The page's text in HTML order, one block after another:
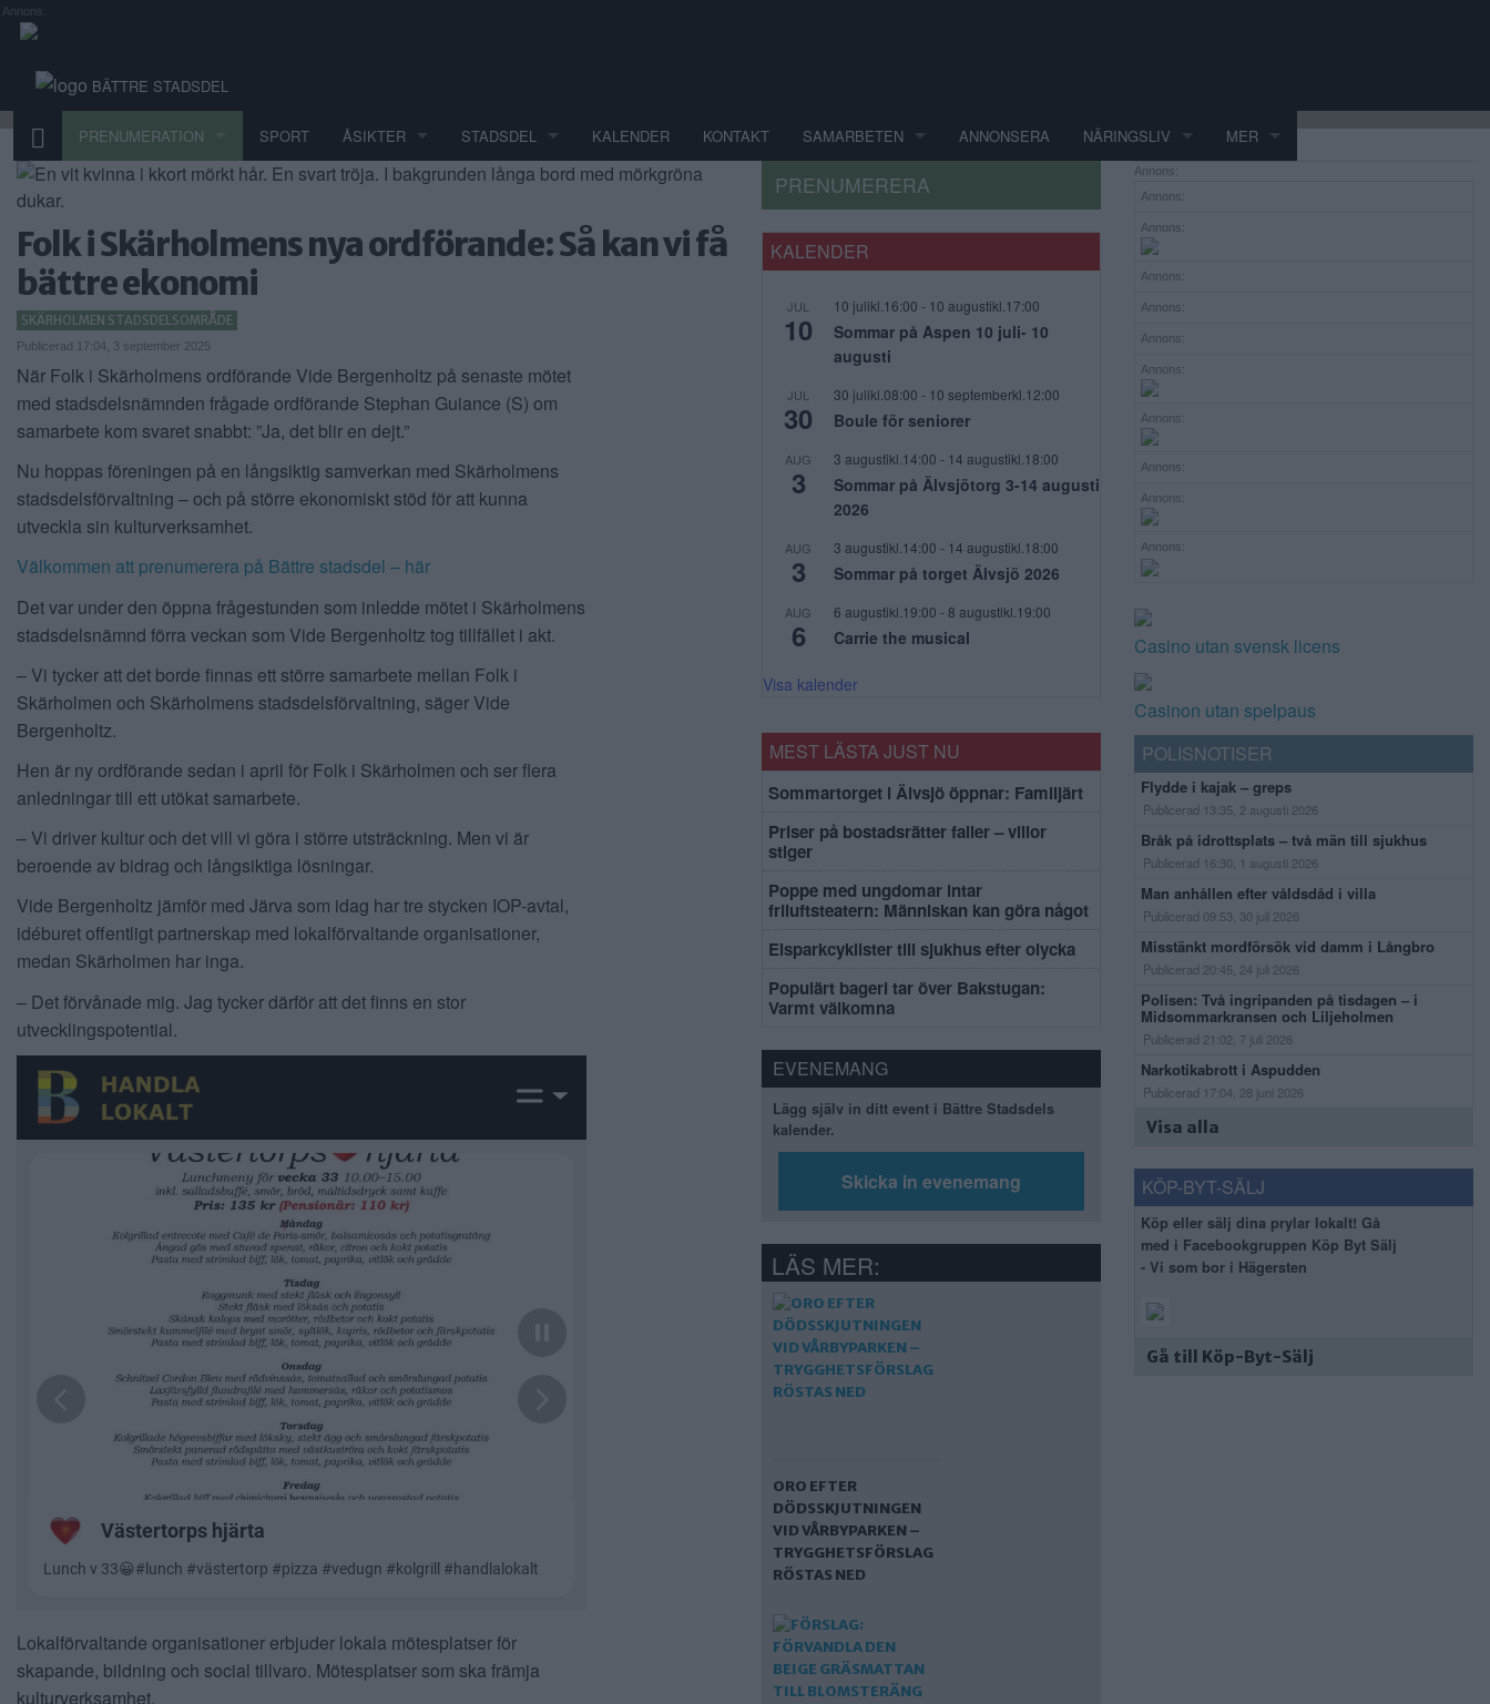
Annons:
BÄTTRE STADSDEL
PRENUMERATION SPORT ÅSIKTER STADSDEL KALENDER KONTAKT SAMARBETEN ANNONSERA NÄRINGSLIV MER
Folk i Skärholmens nya ordförande: Så kan vi få
bättre ekonomi
SKÄRHOLMEN STADSDELSOMRÅDE
Publicerad 17:04, 3 september 2025
När Folk i Skärholmens ordförande Vide Bergenholtz på senaste mötet
med stadsdelsnämnden frågade ordförande Stephan Guiance (S) om
samarbete kom svaret snabbt: ”Ja, det blir en dejt.”
Nu hoppas föreningen på en långsiktig samverkan med Skärholmens
stadsdelsförvaltning – och på större ekonomiskt stöd för att kunna
utveckla sin kulturverksamhet.
Välkommen att prenumerera på Bättre stadsdel – här
Det var under den öppna frågestunden som inledde mötet i Skärholmens
stadsdelsnämnd förra veckan som Vide Bergenholtz tog tillfället i akt.
– Vi tycker att det borde finnas ett större samarbete mellan Folk i
Skärholmen och Skärholmens stadsdelsförvaltning, säger Vide
Bergenholtz.
Hen är ny ordförande sedan i april för Folk i Skärholmen och ser flera
anledningar till ett utökat samarbete.
– Vi driver kultur och det vill vi göra i större utsträckning. Men vi är
beroende av bidrag och långsiktiga lösningar.
Vide Bergenholtz jämför med Järva som idag har tre stycken IOP-avtal,
idéburet offentligt partnerskap med lokalförvaltande organisationer,
medan Skärholmen har inga.
– Det förvånade mig. Jag tycker därför att det finns en stor
utvecklingspotential.
Lokalförvaltande organisationer erbjuder lokala mötesplatser för
skapande, bildning och social tillvaro. Mötesplatser som ska främja
kulturverksamhet.
PRENUMERERA
KALENDER
JUL
10
10 julikl.16:00 - 10 augustikl.17:00
Sommar på Aspen 10 juli- 10
augusti
JUL
30
30 julikl.08:00 - 10 septemberkl.12:00
Boule för seniorer
AUG
3
3 augustikl.14:00 - 14 augustikl.18:00
Sommar på Älvsjötorg 3-14 augusti
2026
AUG
3
3 augustikl.14:00 - 14 augustikl.18:00
Sommar på torget Älvsjö 2026
AUG
6
6 augustikl.19:00 - 8 augustikl.19:00
Carrie the musical
Visa kalender
MEST LÄSTA JUST NU
Sommartorget i Älvsjö öppnar: Familjärt
Priser på bostadsrätter faller – villor
stiger
Poppe med ungdomar intar
friluftsteatern: Människan kan göra något
Elsparkcyklister till sjukhus efter olycka
Populärt bageri tar över Bakstugan:
Varmt välkomna
EVENEMANG
Lägg själv in ditt event i Bättre Stadsdels
kalender.
Skicka in evenemang
LÄS MER:
ORO EFTER
DÖDSSKJUTNINGEN
VID VÅRBYPARKEN –
TRYGGHETSFÖRSLAG
RÖSTAS NED
Annons:
Annons:
Annons:
Annons:
Annons:
Annons:
Annons:
Annons:
Annons:
Annons:
Annons:
Casino utan svensk licens
Casinon utan spelpaus
POLISNOTISER
Flydde i kajak – greps
Publicerad 13:35, 2 augusti 2026
Bråk på idrottsplats – två män till sjukhus
Publicerad 16:30, 1 augusti 2026
Man anhållen efter våldsdåd i villa
Publicerad 09:53, 30 juli 2026
Misstänkt mordförsök vid damm i Långbro
Publicerad 20:45, 24 juli 2026
Polisen: Två ingripanden på tisdagen – i
Midsommarkransen och Liljeholmen
Publicerad 21:02, 7 juli 2026
Narkotikabrott i Aspudden
Publicerad 17:04, 28 juni 2026
Visa alla
KÖP-BYT-SÄLJ
Köp eller sälj dina prylar lokalt! Gå
med i Facebookgruppen Köp Byt Sälj
- Vi som bor i Hägersten
Gå till Köp-Byt-Sälj